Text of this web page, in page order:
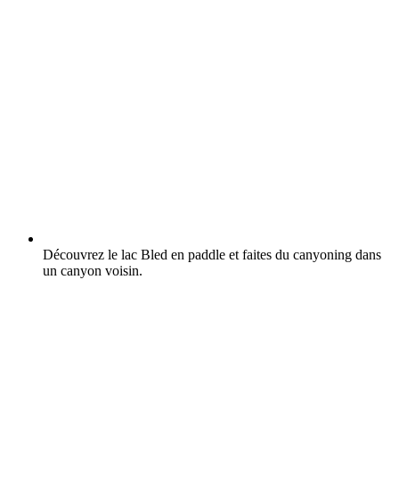
Découvrez le lac Bled en paddle et faites du canyoning dans
un canyon voisin.